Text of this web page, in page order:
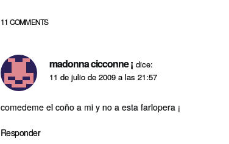
11 COMMENTS
madonna cicconne ¡ dice:
11 de julio de 2009 a las 21:57
comedeme el coño a mi y no a esta farlopera ¡
Responder